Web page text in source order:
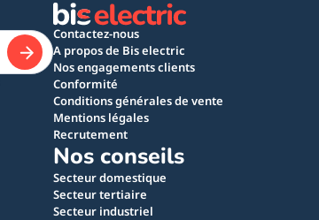
Contactez-nous
A propos de Bis electric
Nos engagements clients
Conformité
Conditions générales de vente
Mentions légales
Recrutement
Nos conseils
Secteur domestique
Secteur tertiaire
Secteur industriel